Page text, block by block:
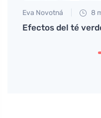
Eva Novotná 8
Efectos del té